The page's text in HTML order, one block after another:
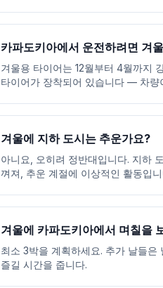
카파도키아에서 운전하려면 겨
겨울용 타이어는 12월부터 4월까지
타이어가 장착되어 있습니다 — 차량
겨울에 지하 도시는 추운가요?
아니요, 오히려 정반대입니다. 지하
껴져, 추운 계절에 이상적인 활동입
겨울에 카파도키아에서 며칠을
최소 3박을 계획하세요. 추가 날들
즐길 시간을 줍니다.